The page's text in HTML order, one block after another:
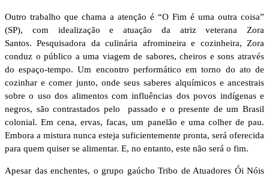
Outro trabalho que chama a atenção é “O Fim é uma outra coisa”
(SP), com idealização e atuação da atriz veterana Zora
Santos. Pesquisadora da culinária afromineira e cozinheira, Zora
conduz o público a uma viagem de sabores, cheiros e sons através
do espaço-tempo. Um encontro performático em torno do ato de
cozinhar e comer junto, onde seus saberes alquímicos e ancestrais
sobre o uso dos alimentos com influências dos povos indígenas e
negros, são contrastados pelo passado e o presente de um Brasil
colonial. Em cena, ervas, facas, um panelão e uma colher de pau.
Embora a mistura nunca esteja suficientemente pronta, será oferecida
para quem quiser se alimentar. E, no entanto, este não será o fim.
Apesar das enchentes, o grupo gaúcho Tribo de Atuadores Ói Nóis